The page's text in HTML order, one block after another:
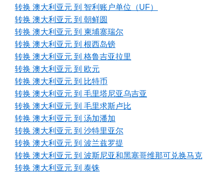
转换 澳大利亚元 到 智利账户单位（UF）
转换 澳大利亚元 到 朝鲜圆
转换 澳大利亚元 到 柬埔寨瑞尔
转换 澳大利亚元 到 根西岛镑
转换 澳大利亚元 到 格鲁吉亚拉里
转换 澳大利亚元 到 欧元
转换 澳大利亚元 到 比特币
转换 澳大利亚元 到 毛里塔尼亚乌吉亚
转换 澳大利亚元 到 毛里求斯卢比
转换 澳大利亚元 到 汤加潘加
转换 澳大利亚元 到 沙特里亚尔
转换 澳大利亚元 到 波兰兹罗提
转换 澳大利亚元 到 波斯尼亚和黑塞哥维那可兑换马克
转换 澳大利亚元 到 泰铢